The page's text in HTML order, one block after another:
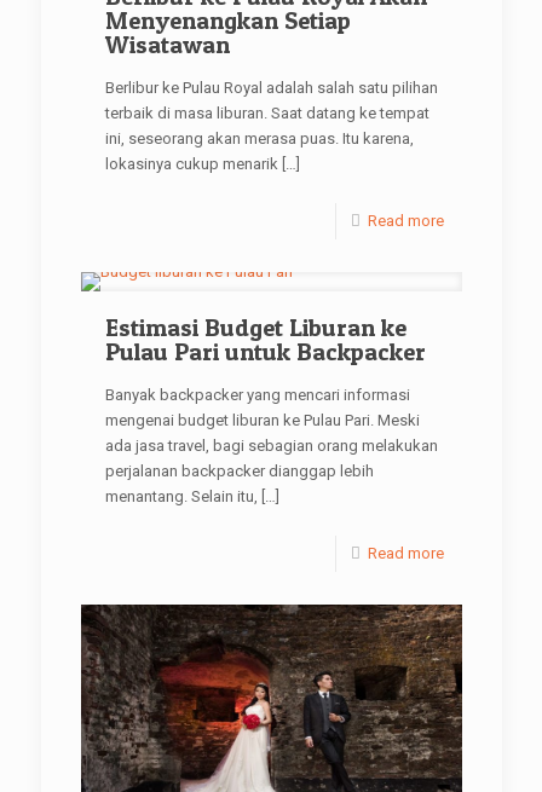
Menyenangkan Setiap
Wisatawan
Berlibur ke Pulau Royal adalah salah satu pilihan
terbaik di masa liburan. Saat datang ke tempat
ini, seseorang akan merasa puas. Itu karena,
lokasinya cukup menarik[…]
Read more
Estimasi Budget Liburan ke
Pulau Pari untuk Backpacker
Banyak backpacker yang mencari informasi
mengenai budget liburan ke Pulau Pari. Meski
ada jasa travel, bagi sebagian orang melakukan
perjalanan backpacker dianggap lebih
menantang. Selain itu, […]
Read more